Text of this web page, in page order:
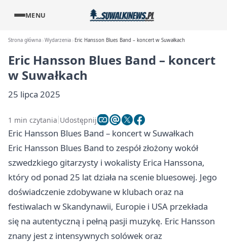
MENU
Strona główna Wydarzenia Eric Hansson Blues Band – koncert w Suwałkach
Eric Hansson Blues Band – koncert
w Suwałkach
25 lipca 2025
1 min czytania Udostępnij
Eric Hansson Blues Band – koncert w Suwałkach
Eric Hansson Blues Band to zespół złożony wokół
szwedzkiego gitarzysty i wokalisty Erica Hanssona,
który od ponad 25 lat działa na scenie bluesowej. Jego
doświadczenie zdobywane w klubach oraz na
festiwalach w Skandynawii, Europie i USA przekłada
się na autentyczną i pełną pasji muzykę. Eric Hansson
znany jest z intensywnych solówek oraz